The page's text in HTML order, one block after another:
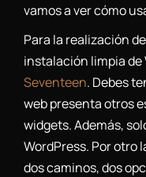
vamos a ver cómo
Para la realización
instalación limpia de
Seventeen. Debes
web presenta otros
widgets. Además,
WordPress. Por otro
dos caminos, dos